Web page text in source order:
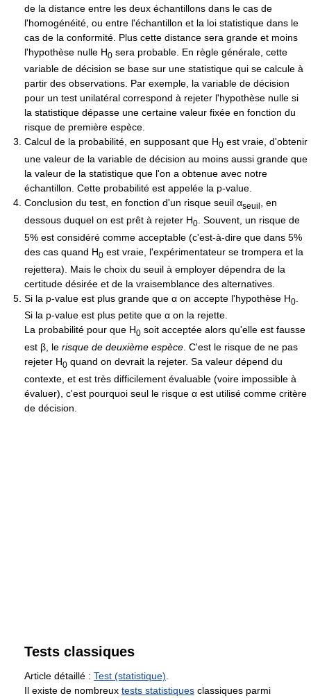
de la distance entre les deux échantillons dans le cas de
l'homogénéité, ou entre l'échantillon et la loi statistique dans le
cas de la conformité. Plus cette distance sera grande et moins
l'hypothèse nulle H0 sera probable. En règle générale, cette
variable de décision se base sur une statistique qui se calcule à
partir des observations. Par exemple, la variable de décision
pour un test unilatéral correspond à rejeter l'hypothèse nulle si
la statistique dépasse une certaine valeur fixée en fonction du
risque de première espèce.
Calcul de la probabilité, en supposant que H0 est vraie, d'obtenir
une valeur de la variable de décision au moins aussi grande que
la valeur de la statistique que l'on a obtenue avec notre
échantillon. Cette probabilité est appelée la p-value.
Conclusion du test, en fonction d'un risque seuil αseuil
, en
dessous duquel on est prêt à rejeter H0
. Souvent, un risque de
5% est considéré comme acceptable (c'est-à-dire que dans 5%
des cas quand H0 est vraie, l'expérimentateur se trompera et la
rejettera). Mais le choix du seuil à employer dépendra de la
certitude désirée et de la vraisemblance des alternatives.
Si la p-value est plus grande que α on accepte l'hypothèse H0
Si la p-value est plus petite que α on la rejette.
La probabilité pour que H0 soit acceptée alors qu'elle est fausse
est β, le risque de deuxième espèce . C'est le risque de ne pas
rejeter H0 quand on devrait la rejeter. Sa valeur dépend du
contexte, et est très difficilement évaluable (voire impossible à
évaluer), c'est pourquoi seul le risque α est utilisé comme critère
de décision.
Tests classiques
Article détaillé : Test (statistique)
Il existe de nombreux tests statistiques classiques parmi